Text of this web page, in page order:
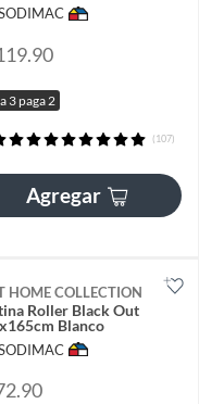
3 paga 2
(107)
Agregar
HOME COLLECTION
Roller Black Out
Blanco